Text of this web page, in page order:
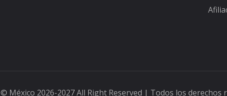
© México 2026-2027 All Right Reserved | Todos los derechos